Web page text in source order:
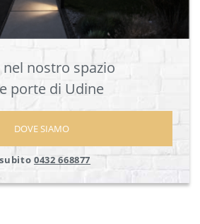
nostro spazio
porte di Udine
DOVE SIAMO
0432 668877